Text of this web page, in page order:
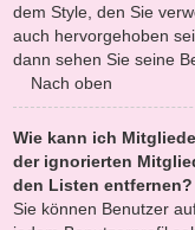
dem Style, den Sie
auch hervorgehoben
dann sehen Sie seine
Nach oben
Wie kann ich
der ignorierten
den Listen entfernen?
Sie können Benutzer